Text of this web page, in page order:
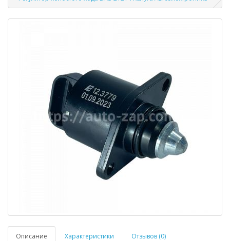
Описание Характеристики Отзывов (0)